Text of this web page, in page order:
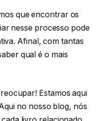
que encontrar os
nesse processo pode
Afinal, com tantas
qual é o mais
Estamos aqui
no nosso blog, nós